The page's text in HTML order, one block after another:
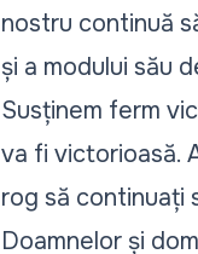
nostru continuă
și a modului său
Susținem ferm
va fi victorioasă.
rog să continuați
Doamnelor și